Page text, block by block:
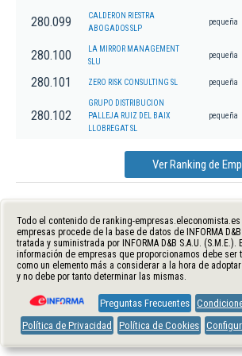
280.099
CALDERON RIESTRA
ABOGADOS SLP
pequeña
280.100
LA MIRROR MANAGEMENT
SLU
pequeña
280.101 ZERO RISK CONSULTING SL pequeña
280.102
GRUPO DISTRIBUCION
PALLEJA RUIZ DEL BAIX
LLOBREGAT SL
pequeña
Ver Ranking de
Todo el contenido de ranking-
empresas procede de la base de datos de INFORMA D&B
tratada y suministrada por INFORMA D&B S.A.U. (S.M.E.).
información de empresas que proporcionamos debe ser
como un elemento más a considerar a la hora de
y no debe por tanto determinar las mismas.
Preguntas Frecuentes
Política de Privacidad
Política de Cookies